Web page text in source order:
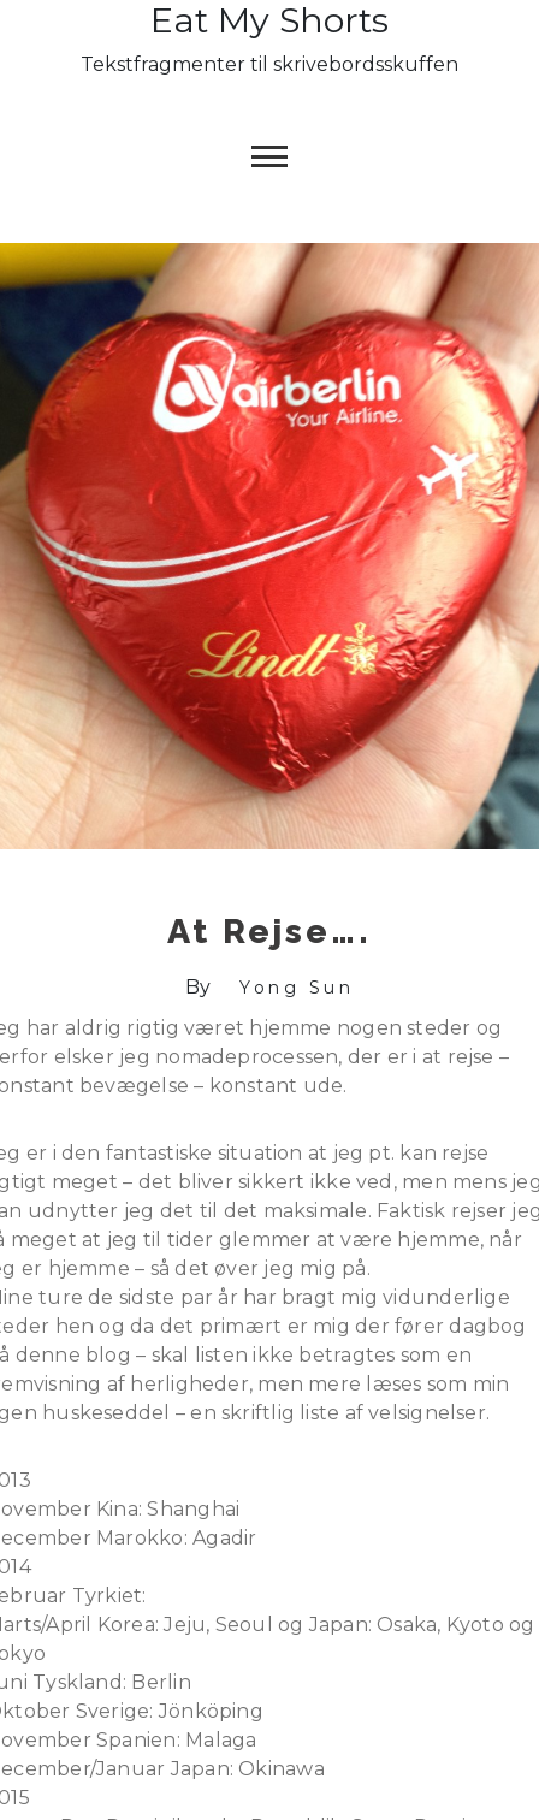
Eat My Shorts
Tekstfragmenter til skrivebordsskuffen
At Rejse….
By Yong Sun
har aldrig rigtig været hjemme nogen steder og
elsker jeg nomadeprocessen, der er i at rejse –
bevægelse – konstant ude.
er i den fantastiske situation at jeg pt. kan rejse
meget – det bliver sikkert ikke ved, men mens
udnytter jeg det til det maksimale. Faktisk rejser
meget at jeg til tider glemmer at være hjemme, når
er hjemme – så det øver jeg mig på.
ture de sidste par år har bragt mig vidunderlige
hen og da det primært er mig der fører dagbog
denne blog – skal listen ikke betragtes som en
af herligheder, men mere læses som min
huskeseddel – en skriftlig liste af velsignelser.
Kina: Shanghai
Marokko: Agadir
Tyrkiet:
April Korea: Jeju, Seoul og Japan: Osaka, Kyoto og
Tyskland: Berlin
Sverige: Jönköping
Spanien: Malaga
Januar Japan: Okinawa